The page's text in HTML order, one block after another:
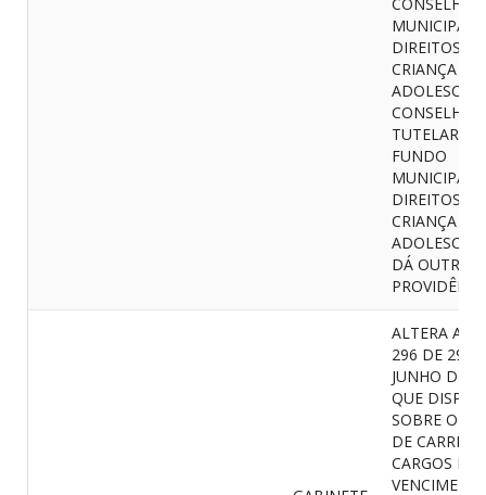
MUNICIPAL
DIREITOS DA
CRIANÇA E
CONSELHO
TUTELAR E
FUNDO
MUNICIPAL
DIREITOS DA
CRIANÇA E
DÁ OUTRAS
ALTERA A
296 DE 29
JUNHO DE
QUE DISPÕE
SOBRE O
DE
CARGOS E